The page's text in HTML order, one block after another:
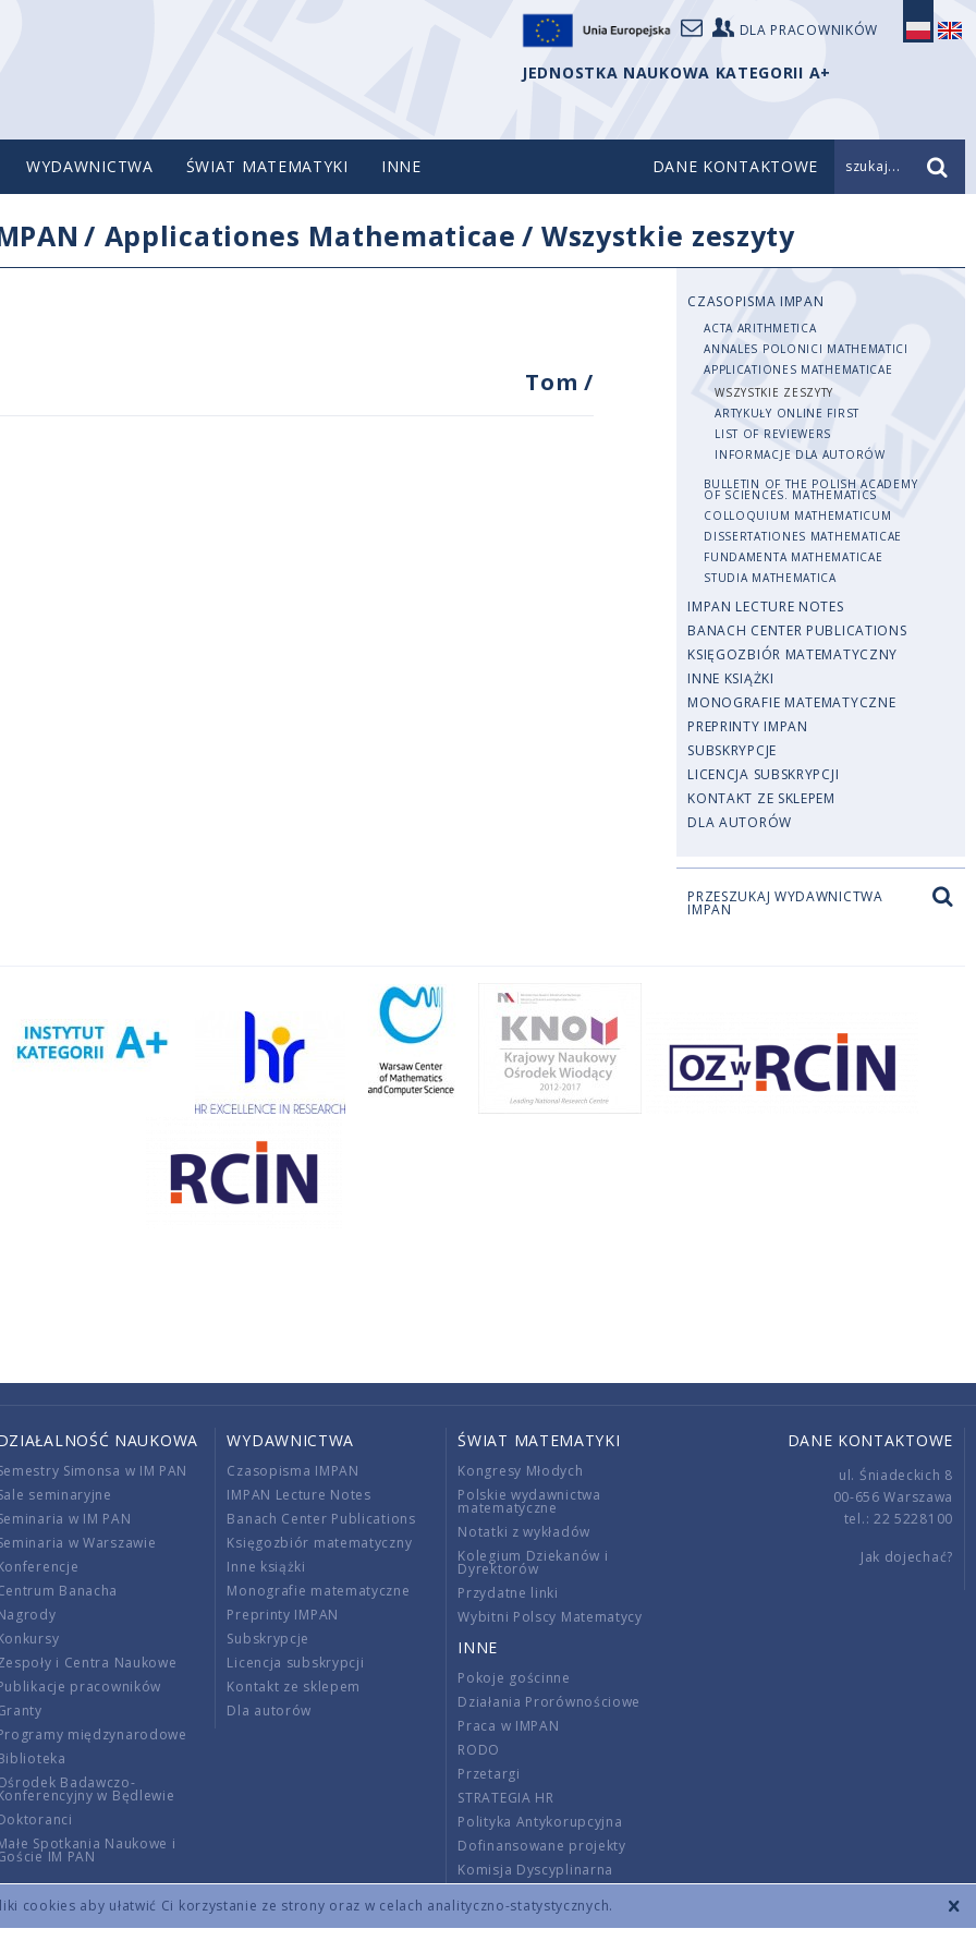
cookies aby ułatwić Ci korzystanie ze strony oraz w celach analityczno-statystycznych.
DLA PRACOWNIKÓW
JEDNOSTKA NAUKOWA KATEGORII A+
WYDAWNICTWA ŚWIAT MATEMATYKI INNE DANE KONTAKTOWE szukaj...
/ Applicationes Mathematicae / Wszystkie zeszyty
Tom/
CZASOPISMA IMPAN
ACTA ARITHMETICA
ANNALES POLONICI MATHEMATICI
APPLICATIONES MATHEMATICAE
WSZYSTKIE ZESZYTY
ARTYKUŁY ONLINE FIRST
LIST OF REVIEWERS
INFORMACJE DLA AUTORÓW
BULLETIN OF THE POLISH ACADEMY
OF SCIENCES. MATHEMATICS
COLLOQUIUM MATHEMATICUM
DISSERTATIONES MATHEMATICAE
FUNDAMENTA MATHEMATICAE
STUDIA MATHEMATICA
IMPAN LECTURE NOTES
BANACH CENTER PUBLICATIONS
KSIĘGOZBIÓR MATEMATYCZNY
INNE KSIĄŻKI
MONOGRAFIE MATEMATYCZNE
PREPRINTY IMPAN
SUBSKRYPCJE
LICENCJA SUBSKRYPCJI
KONTAKT ZE SKLEPEM
DLA AUTORÓW
PRZESZUKAJ WYDAWNICTWA
IMPAN
NAUKOWA
Simonsa w IM PAN
seminaryjne
w IM PAN
w Warszawie
Banacha
i Centra Naukowe
pracowników
międzynarodowe
Badawczo-
w Będlewie
Spotkania Naukowe i
IM PAN
WYDAWNICTWA
Czasopisma IMPAN
IMPAN Lecture Notes
Banach Center Publications
Księgozbiór matematyczny
Inne książki
Monografie matematyczne
Preprinty IMPAN
Subskrypcje
Licencja subskrypcji
Kontakt ze sklepem
Dla autorów
ŚWIAT MATEMATYKI
Kongresy Młodych
Polskie wydawnictwa
matematyczne
Notatki z wykładów
Kolegium Dziekanów i
Dyrektorów
Przydatne linki
Wybitni Polscy Matematycy
INNE
Pokoje gościnne
Działania Prorównościowe
Praca w IMPAN
RODO
Przetargi
STRATEGIA HR
Polityka Antykorupcyjna
Dofinansowane projekty
Komisja Dyscyplinarna
Wnoszenie opłat
DANE KONTAKTOWE
ul. Śniadeckich 8
00-656 Warszawa
tel.: 22 5228100
Jak dojechać?